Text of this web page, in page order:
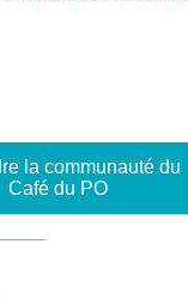
la communauté du
Café du PO